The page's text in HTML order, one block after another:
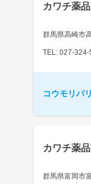
カワチ薬
群馬県高崎市
TEL: 027-324-
コウモリバ
カワチ薬
群馬県富岡市